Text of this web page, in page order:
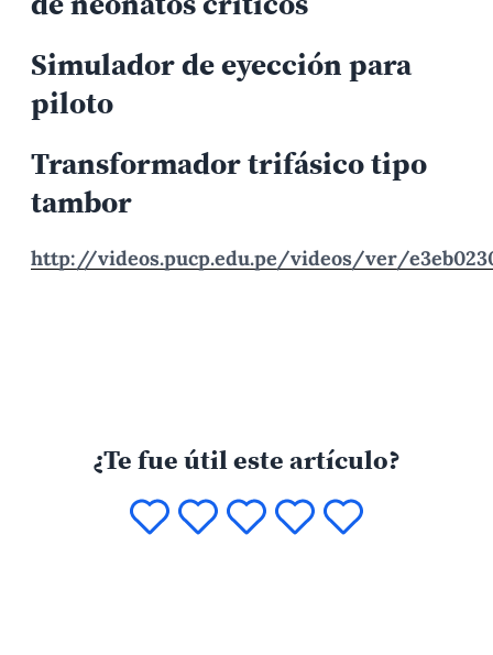
Simulador de eyección para
piloto
Transformador trifásico tipo
tambor
http://videos.pucp.edu.pe/videos/ver/
¿Te fue útil este artículo?